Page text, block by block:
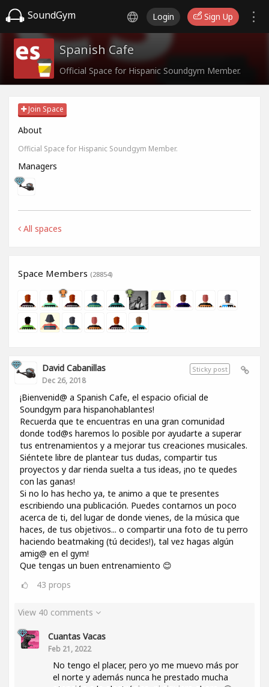
SoundGym Login Sign Up
Spanish Cafe
Official Space for Hispanic Soundgym Member.
Join Space
About
Official Space for Hispanic Soundgym Member.
Managers
All spaces
Space Members (28854)
Sticky post
David Cabanillas
Dec 26, 2018
¡Bienvenid@ a Spanish Cafe, el espacio oficial de
Soundgym para hispanohablantes!
Recuerda que te encuentras en una gran comunidad
donde tod@s haremos lo posible por ayudarte a superar
tus entrenamientos y a mejorar tus creaciones musicales.
Siéntete libre de plantear tus dudas, compartir tus
proyectos y dar rienda suelta a tus ideas, ¡no te quedes
con las ganas!
Si no lo has hecho ya, te animo a que te presentes
escribiendo una publicación. Puedes contarnos un poco
acerca de ti, del lugar de donde vienes, de la música que
haces, de tus objetivos... o compartir una foto de tu perro
haciendo beatmaking (tú decides!), tal vez hagas algún
amig@ en el gym!
Que tengas un buen entrenamiento 😊
43 props
View 40 comments
Cuantas Vacas
Feb 21, 2022
No tengo el placer, pero yo me muevo más por
el norte y además nunca he prestado mucha